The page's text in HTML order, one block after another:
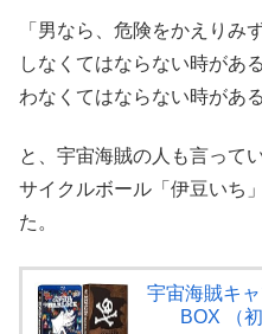
「男なら、危険をかえり
しなくてはならない時があ
わなくてはならない時がある
と、宇宙海賊の人も言って
サイクルボール「伊豆いち
た。
宇宙海賊キ
BOX （